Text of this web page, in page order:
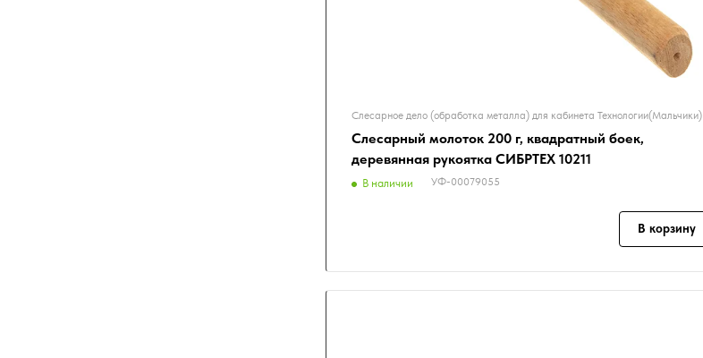
Слесарное дело (обработка металла) для кабинета Технологии(Мальчики)
Слесарный молоток 200 г, квадратный боек,
деревянная рукоятка СИБРТЕХ 10211
В наличии УФ-00079055
В корзину